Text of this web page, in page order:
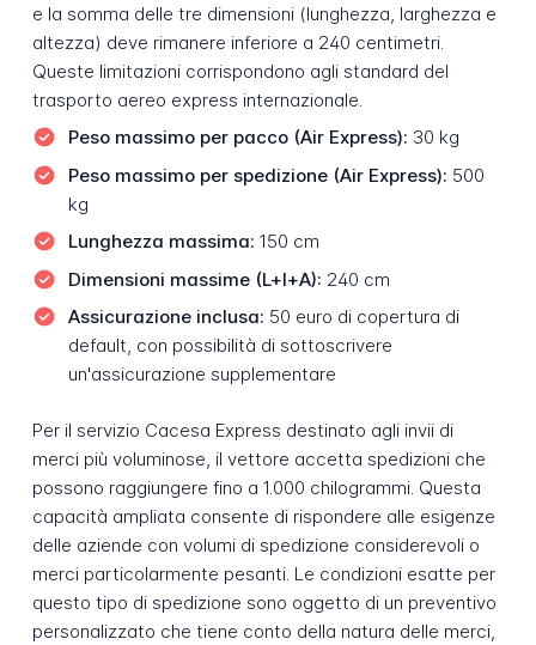
e la somma delle tre dimensioni (lunghezza, larghezza e
altezza) deve rimanere inferiore a 240 centimetri.
Queste limitazioni corrispondono agli standard del
trasporto aereo express internazionale.
Peso massimo per pacco (Air Express): 30 kg
Peso massimo per spedizione (Air Express): 500
kg
Lunghezza massima: 150 cm
Dimensioni massime (L+l+A): 240 cm
Assicurazione inclusa: 50 euro di copertura di
default, con possibilità di sottoscrivere
un'assicurazione supplementare
Per il servizio Cacesa Express destinato agli invii di
merci più voluminose, il vettore accetta spedizioni che
possono raggiungere fino a 1.000 chilogrammi. Questa
capacità ampliata consente di rispondere alle esigenze
delle aziende con volumi di spedizione considerevoli o
merci particolarmente pesanti. Le condizioni esatte per
questo tipo di spedizione sono oggetto di un preventivo
personalizzato che tiene conto della natura delle merci,